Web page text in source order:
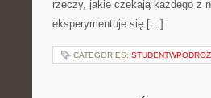
rzeczy, jakie czekają każdego z
eksperymentuje się […]
CATEGORIES: